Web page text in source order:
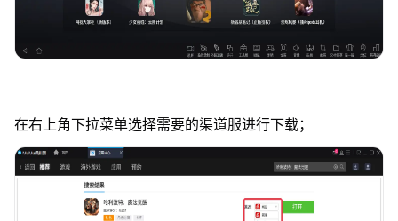
在右上角下拉菜单选择需要的渠道服进行下载；